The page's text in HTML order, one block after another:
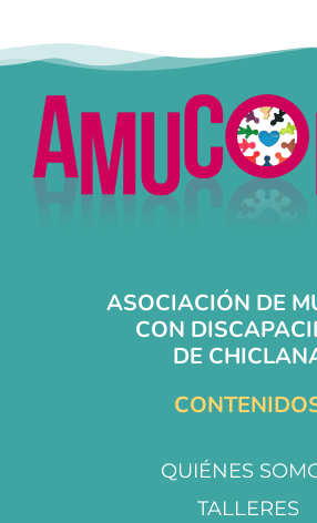
ASOCIACIÓN DE
CON
DE
QUIÉNES
TALLERES